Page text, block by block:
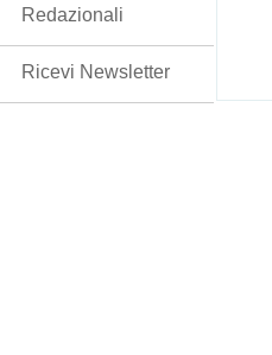
Redazionali
Ricevi Newsletter